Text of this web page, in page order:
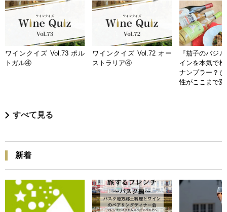
ワインクイズ Vol.73 ポル
トガル④
ワインクイズ Vol.72 オー
ストラリア④
『茄子のバジ
インを本気で
ナンプラー？
性がここまで
すべて見る
新着